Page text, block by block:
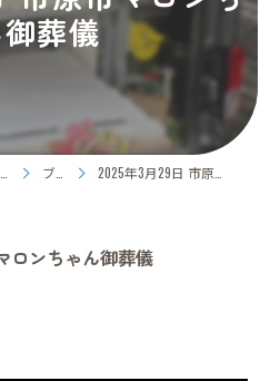
葬儀
ブログ 2025年3月29日 市原市マロンちゃん御葬儀
ロンちゃん御葬儀